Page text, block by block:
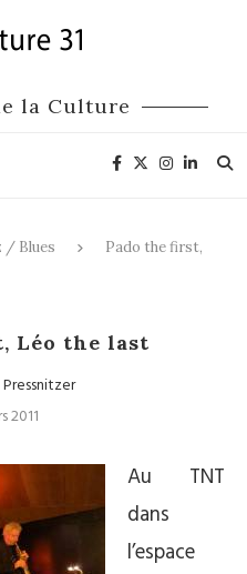
la Culture
/ Blues
Pado the first,
Léo the last
2011
Au TNT
dans
l’espace